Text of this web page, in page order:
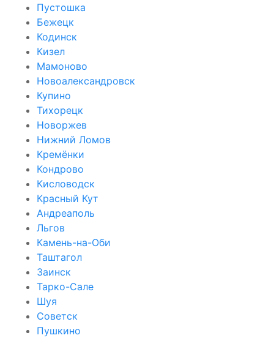
Пустошка
Бежецк
Кодинск
Кизел
Мамоново
Новоалександровск
Купино
Тихорецк
Новоржев
Нижний Ломов
Кремёнки
Кондрово
Кисловодск
Красный Кут
Андреаполь
Льгов
Камень-на-Оби
Таштагол
Заинск
Тарко-Сале
Шуя
Советск
Пушкино